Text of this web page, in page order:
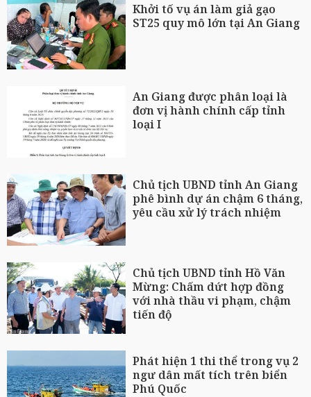
Khởi tố vụ án làm giả gạo
ST25 quy mô lớn tại An Giang
An Giang được phân loại là
đơn vị hành chính cấp tỉnh
loại I
Chủ tịch UBND tỉnh An Giang
phê bình dự án chậm 6 tháng,
yêu cầu xử lý trách nhiệm
Chủ tịch UBND tỉnh Hồ Văn
Mừng: Chấm dứt hợp đồng
với nhà thầu vi phạm, chậm
tiến độ
Phát hiện 1 thi thể trong vụ 2
ngư dân mất tích trên biển
Phú Quốc